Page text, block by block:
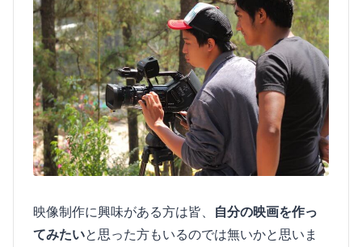
映像制作に興味がある方は皆、 自分の映画を作っ
てみたいと思った方もいるのでは無いかと思いま